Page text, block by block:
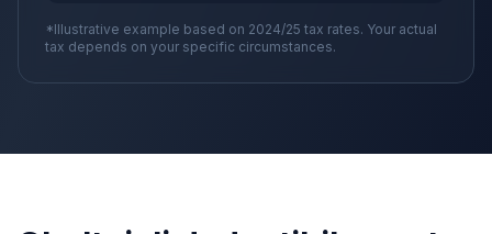
*Illustrative example based on 2024/25 tax rates. Your actual
tax depends on your specific circumstances.